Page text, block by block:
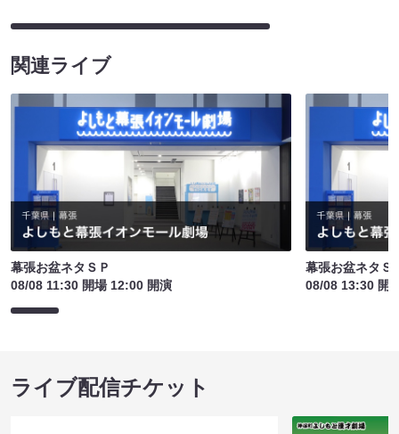
関連ライブ
幕張お盆ネタＳＰ
08/08 11:30 開場 12:00 開演
幕張お盆ネタＳ
08/08 13:30 開
ライブ配信チケット